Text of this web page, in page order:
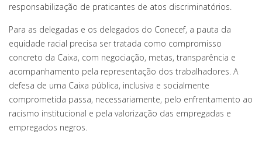
responsabilização de praticantes de atos discriminatórios.
Para as delegadas e os delegados do Conecef, a pauta da
equidade racial precisa ser tratada como compromisso
concreto da Caixa, com negociação, metas, transparência e
acompanhamento pela representação dos trabalhadores. A
defesa de uma Caixa pública, inclusiva e socialmente
comprometida passa, necessariamente, pelo enfrentamento ao
racismo institucional e pela valorização das empregadas e
empregados negros.